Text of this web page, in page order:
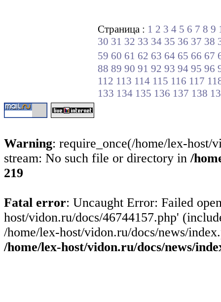
Страница : 1 2 3 4 5 6 7 8 9
30 31 32 33 34 35 36 37 38
59 60 61 62 63 64 65 66 67
88 89 90 91 92 93 94 95 96
112 113 114 115 116 117
133 134 135 136 137 138
Warning: require_once(/home/lex-host/
stream: No such file or directory in /
219
Fatal error: Uncaught Error: Failed
host/vidon.ru/docs/46744157.php'
/home/lex-host/vidon.ru/docs/news/
/home/lex-host/vidon.ru/docs/news/